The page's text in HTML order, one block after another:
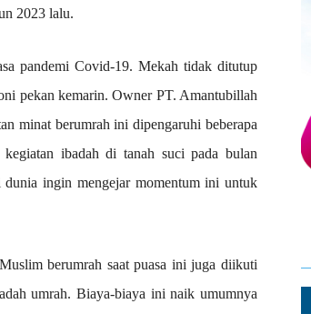
2023 lalu.
pandemi Covid-19. Mekah tidak ditutup
pekan kemarin. Owner PT. Amantubillah
minat berumrah ini dipengaruhi beberapa
ibadah di tanah suci pada bulan
ingin mengejar momentum ini untuk
berumrah saat puasa ini juga diikuti
umrah. Biaya-biaya ini naik umumnya